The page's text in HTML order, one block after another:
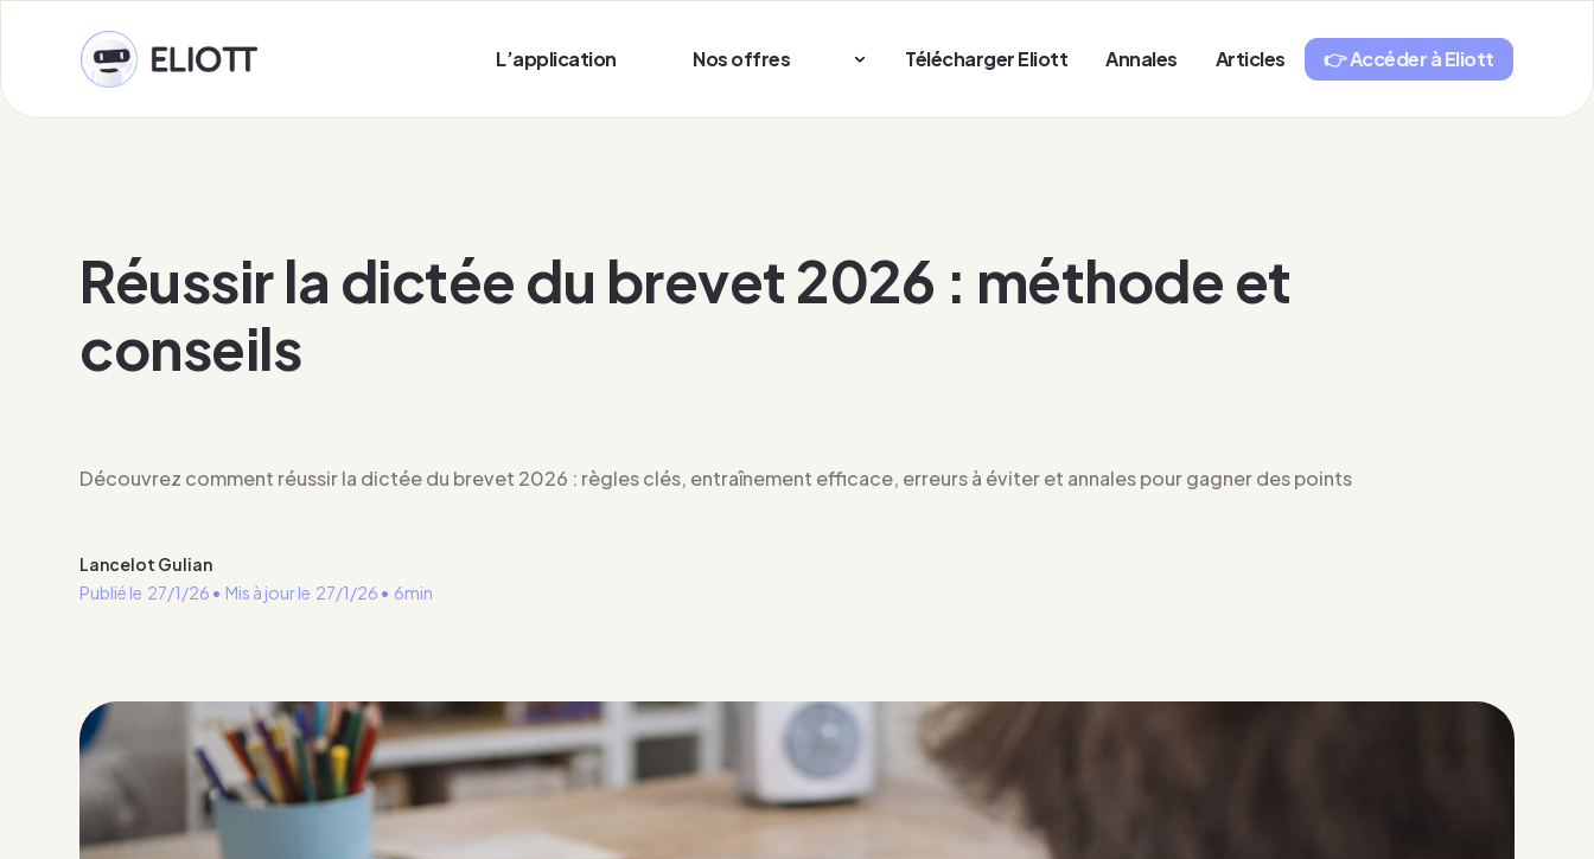
L’application Nos offres Télécharger Eliott Annales Articles 👉 Accéder à Eliott
Réussir la dictée du brevet 2026 : méthode et
conseils
Découvrez comment réussir la dictée du brevet 2026 : règles clés, entraînement efficace, erreurs à éviter et annales pour gagner des points
Lancelot Gulian
Publié le 27/1/26 • Mis à jour le 27/1/26 • 6min